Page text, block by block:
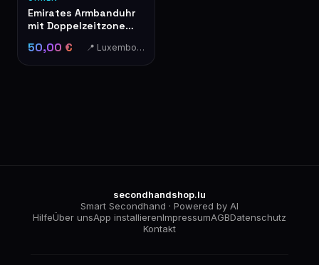
Emirates Armbanduhr
mit Doppelzeitzone
Lederarmband
50,00 € 📍 Luxembourg
secondhandshop.lu
Smart Secondhand · Powered by AI
HilfeÜber unsApp installierenImpressumAGBDatenschutz
Kontakt